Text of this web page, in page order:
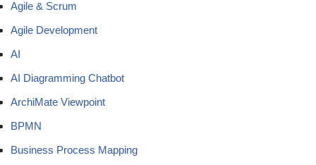
Agile & Scrum
Agile Development
AI
AI Diagramming Chatbot
ArchiMate Viewpoint
BPMN
Business Process Mapping